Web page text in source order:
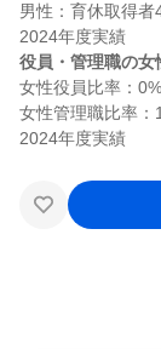
男性：育休取得者
役員・管理職の女
女性役員比率：0%
女性管理職比率：